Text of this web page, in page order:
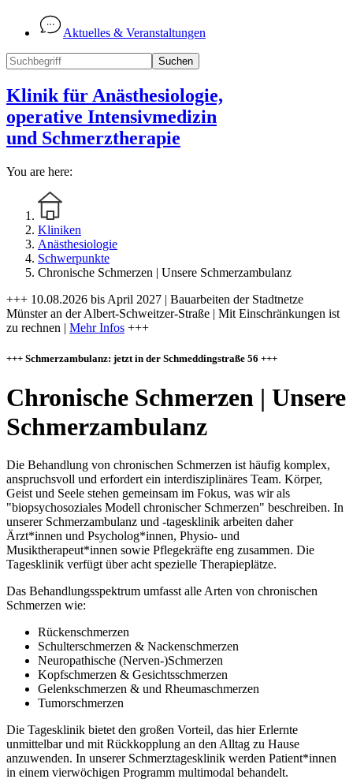
Aktuelles & Veranstaltungen
Suchen
Klinik für Anästhesiologie,
operative Intensivmedizin
und Schmerztherapie
You are here:
Kliniken
Anästhesiologie
Schwerpunkte
Chronische Schmerzen | Unsere Schmerzambulanz
+++ 10.08.2026 bis April 2027 | Bauarbeiten der Stadtnetze
Münster an der Albert-Schweitzer-Straße | Mit Einschränkungen ist
zu rechnen | Mehr Infos +++
+++ Schmerzambulanz: jetzt in der Schmeddingstraße 56 +++
Chronische Schmerzen | Unsere
Schmerzambulanz
Die Behandlung von chronischen Schmerzen ist häufig komplex,
anspruchsvoll und erfordert ein interdisziplinäres Team. Körper,
Geist und Seele stehen gemeinsam im Fokus, was wir als
"biopsychosoziales Modell chronischer Schmerzen" beschreiben. In
unserer Schmerzambulanz und -tagesklinik arbeiten daher
Ärzt*innen und Psycholo­g*innen, Physio- und
Musiktherapeut*innen sowie Pflegekräfte eng zusammen. Die
Tagesklinik verfügt über acht spezielle Therapieplätze.
Das Behandlungsspektrum umfasst alle Arten von chronischen
Schmerzen wie:
Rückenschmerzen
Schulterschmerzen & Nackenschmerzen
Neuropathische (Nerven-)Schmerzen
Kopfschmerzen & Gesichtsschmerzen
Gelenkschmerzen & und Rheumaschmerzen
Tumorschmerzen
Die Tagesklinik bietet den großen Vorteil, das hier Erlernte
unmittelbar und mit Rückkopplung an den Alltag zu Hause
anzuwenden. In unserer Schmerztagesklinik werden Patient*innen
in einem vierwöchigen Programm multimodal behandelt.